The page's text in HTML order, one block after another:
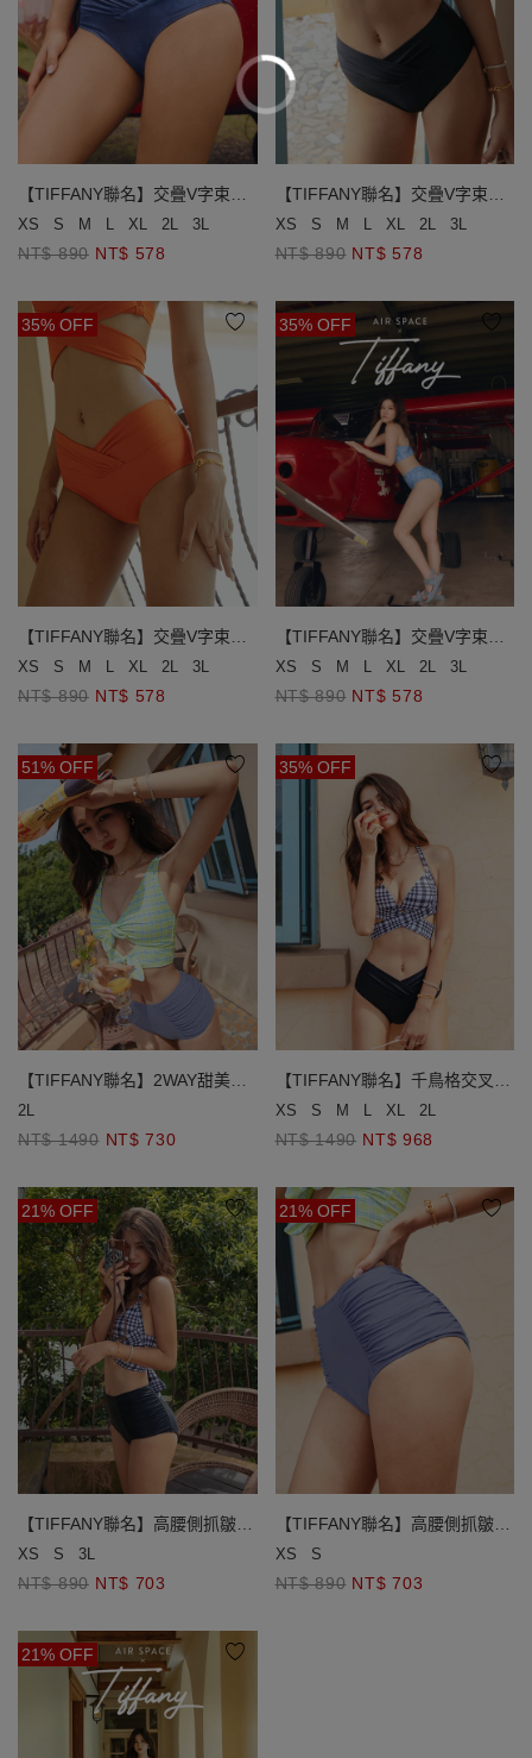
【TIFFANY聯名】交疊V字束腹
泳褲
XS S M L XL 2L 3L
NT$ 890 NT$ 578
【TIFFANY聯名】交疊V字束腹
泳褲
XS S M L XL 2L 3L
NT$ 890 NT$ 578
35% OFF
【TIFFANY聯名】交疊V字束腹
泳褲
XS S M L XL 2L 3L
NT$ 890 NT$ 578
35% OFF
【TIFFANY聯名】交疊V字束腹
泳褲
XS S M L XL 2L 3L
NT$ 890 NT$ 578
51% OFF
【TIFFANY聯名】2WAY甜美雙
綁爆乳比基尼
2L
NT$ 1490 NT$ 730
35% OFF
【TIFFANY聯名】千鳥格交叉繞
綁包覆爆乳比基尼(厚杯款)
XS S M L XL 2L
NT$ 1490 NT$ 968
21% OFF
【TIFFANY聯名】高腰側抓皺束
腹泳褲
XS S 3L
NT$ 890 NT$ 703
21% OFF
【TIFFANY聯名】高腰側抓皺束
腹泳褲
XS S
NT$ 890 NT$ 703
21% OFF